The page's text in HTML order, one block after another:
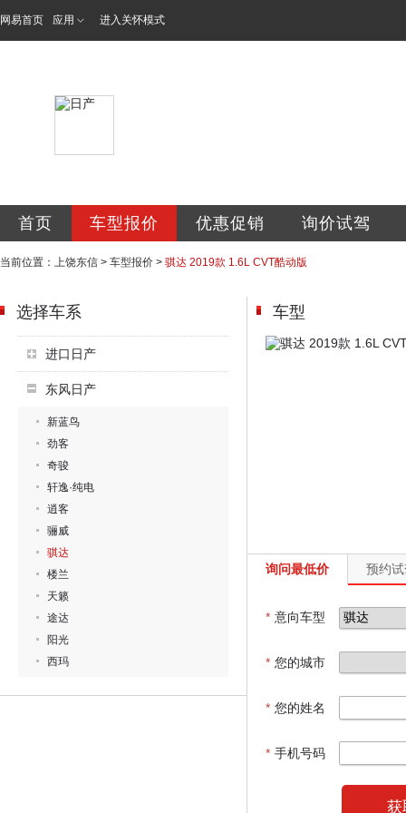
网易首页 应用 进入关怀模式
首页 车型报价 优惠促销 询价试驾
当前位置： 上饶东信 > 车型报价 > 骐达 2019款 1.6L CVT酷动版
选择车系
进口日产
东风日产
新蓝鸟
劲客
奇骏
轩逸·纯电
逍客
骊威
骐达
楼兰
天籁
途达
阳光
西玛
车型
询问最低价 预约
* 意向车型
* 您的城市
* 您的姓名
* 手机号码
获